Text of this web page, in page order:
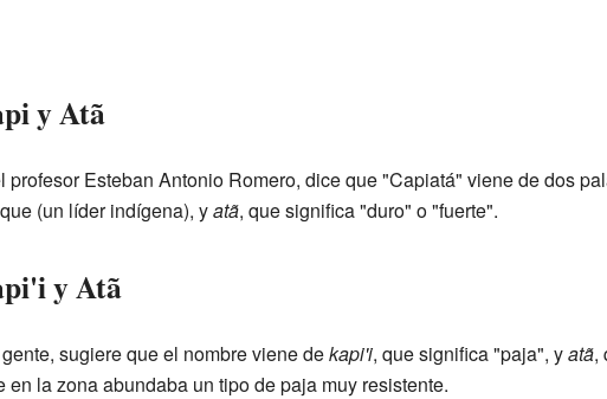
y Atã
profesor Esteban Antonio Romero, dice que "Capiatá" viene de dos
(un líder indígena), yatã, que significa "duro" o "fuerte".
y Atã
sugiere que el nombre viene dekapi'i, que significa "paja", yatã,
la zona abundaba un tipo de paja muy resistente.